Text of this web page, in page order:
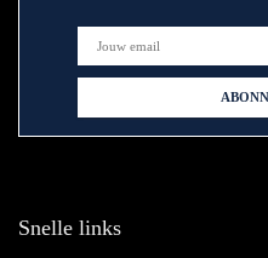
Snelle links